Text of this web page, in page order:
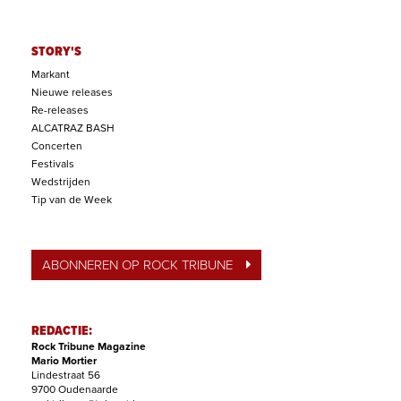
STORY'S
Markant
Nieuwe releases
Re-releases
ALCATRAZ BASH
Concerten
Festivals
Wedstrijden
Tip van de Week
ABONNEREN OP ROCK TRIBUNE
REDACTIE:
Rock Tribune Magazine
Mario Mortier
Lindestraat 56
9700 Oudenaarde